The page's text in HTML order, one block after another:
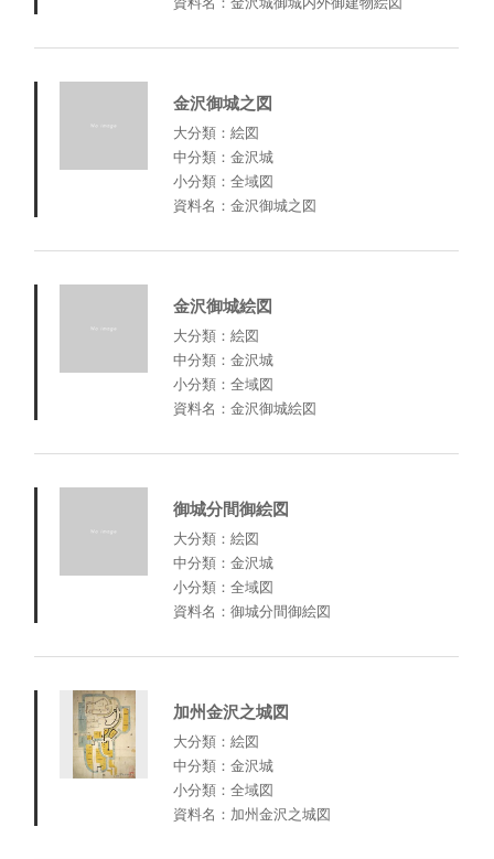
金沢御城之図
大分類：絵図
中分類：金沢城
小分類：全域図
資料名：金沢御城之図
金沢御城絵図
大分類：絵図
中分類：金沢城
小分類：全域図
資料名：金沢御城絵図
御城分間御絵図
大分類：絵図
中分類：金沢城
小分類：全域図
資料名：御城分間御絵図
加州金沢之城図
大分類：絵図
中分類：金沢城
小分類：全域図
資料名：加州金沢之城図